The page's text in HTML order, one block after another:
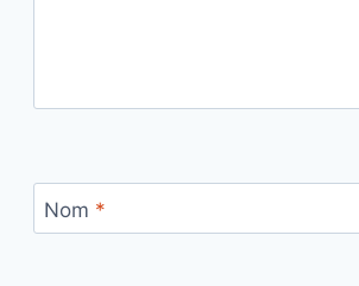
Nom *